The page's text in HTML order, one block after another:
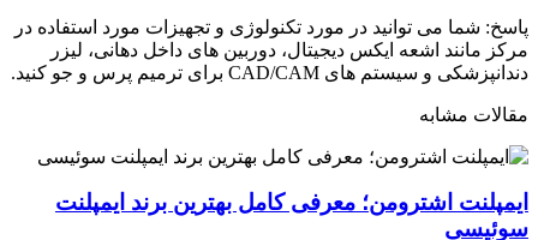
پاسخ: شما می توانید در مورد تکنولوژی و تجهیزات مورد استفاده در
مرکز مانند اشعه ایکس دیجیتال، دوربین های داخل دهانی، لیزر
دندانپزشکی و سیستم های CAD/CAM برای ترمیم پرس و جو کنید.
مقالات مشابه
ایمپلنت اشترومن؛ معرفی کامل بهترین برند ایمپلنت
سوئیسی